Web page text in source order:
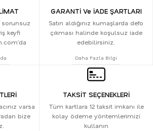
sorunsuz
keyfi
GARANTİ Ve İADE ŞARTLARI
Satın aldığınız kumaşlarda defo
çıkması halinde koşulsuz iade
edebilirsiniz.
Daha Fazla Bilgi
varsa
bize
TAKSİT SEÇENEKLERİ
Tüm kartlara 12 taksit imkanı ile
kolay ödeme yöntemlerimizi
kullanın